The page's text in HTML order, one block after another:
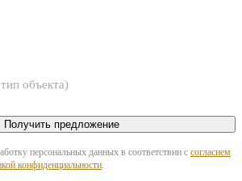
Получить предложение
персональных данных в соответствии с согласием
конфиденциальности